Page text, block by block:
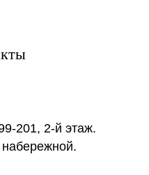
201, 2-й этаж.